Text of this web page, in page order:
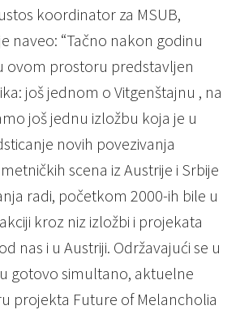
koordinator za MSUB,
naveo: “Tačno nakon godinu
ovom prostoru predstavljen
još jednom o Vitgenštajnu , na
još jednu izložbu koja je u
novih povezivanja
scena iz Austrije i Srbije
radi, početkom 2000-ih bile u
kroz niz izložbi i projekata
nas i u Austriji. Održavajući se u
gotovo simultano, aktuelne
projekta Future of Melancholia